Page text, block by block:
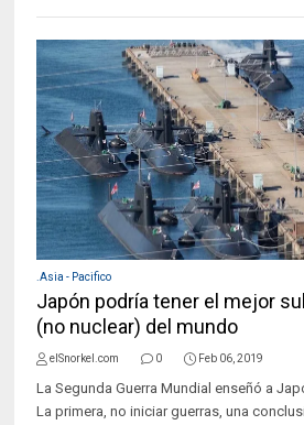
.Asia - Pacifico
Japón podría tener el mejor
(no nuclear) del mundo
elSnorkel.com 0 Feb 06, 2019
La Segunda Guerra Mundial enseñó a
La primera, no iniciar guerras, una